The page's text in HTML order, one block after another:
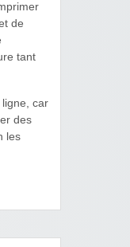
de
tant
car
des
les